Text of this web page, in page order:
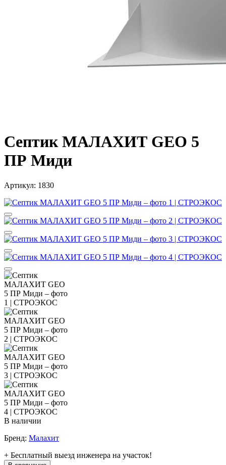
Септик МАЛАХИТ GEO 5
ПР Миди
Артикул: 1830
В наличии
Бренд: Малахит
+ Бесплатный выезд инженера на участок!